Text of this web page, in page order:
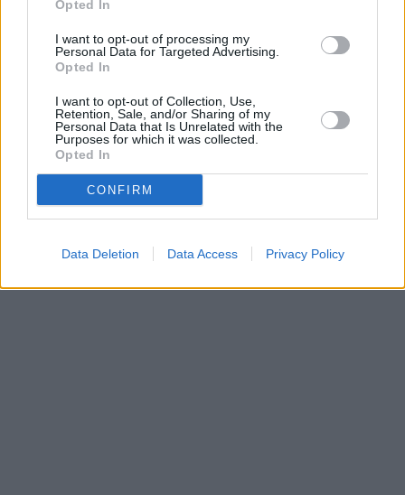
Opted In
I want to opt-out of processing my
Personal Data for Targeted Advertising.
Opted In
I want to opt-out of Collection, Use,
Retention, Sale, and/or Sharing of my
Personal Data that Is Unrelated with the
Purposes for which it was collected.
Opted In
CONFIRM
Data Deletion Data Access Privacy Policy
vysílacím týdnu
naladění na Skylinku
Parabola.cz- web o satelitní, terestrické a kabelové televizi, ©
O webu parabola.cz•O souborech cookies•Inzerce
Kontakt
Dovolená u moře •Bazény